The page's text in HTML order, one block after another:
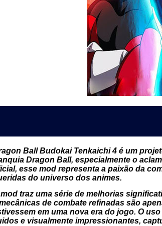
Ball Budokai Tenkaichi 4 é um
Dragon Ball, especialmente o
esse mod representa a paixão da
do universo dos animes.
mod traz uma série de melhorias
de combate refinadas são
em uma nova era do jogo. O
e visualmente impressionantes,